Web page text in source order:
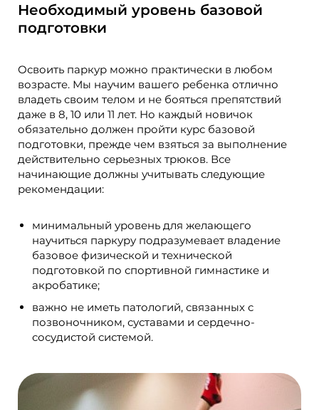
Необходимый уровень базовой
подготовки
Освоить паркур можно практически в любом
возрасте. Мы научим вашего ребенка отлично
владеть своим телом и не бояться препятствий
даже в 8, 10 или 11 лет. Но каждый новичок
обязательно должен пройти курс базовой
подготовки, прежде чем взяться за выполнение
действительно серьезных трюков. Все
начинающие должны учитывать следующие
рекомендации:
минимальный уровень для желающего
научиться паркуру подразумевает владение
базовое физической и технической
подготовкой по спортивной гимнастике и
акробатике;
важно не иметь патологий, связанных с
позвоночником, суставами и сердечно-
сосудистой системой.